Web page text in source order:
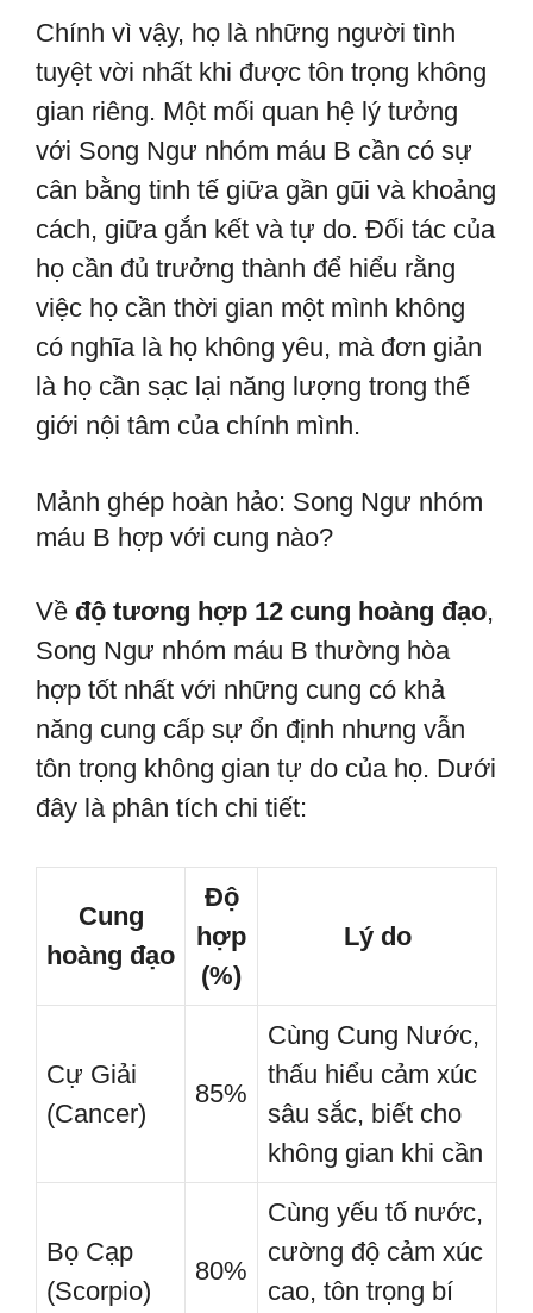
Chính vì vậy, họ là những người tình
tuyệt vời nhất khi được tôn trọng không
gian riêng. Một mối quan hệ lý tưởng
với Song Ngư nhóm máu B cần có sự
cân bằng tinh tế giữa gần gũi và khoảng
cách, giữa gắn kết và tự do. Đối tác của
họ cần đủ trưởng thành để hiểu rằng
việc họ cần thời gian một mình không
có nghĩa là họ không yêu, mà đơn giản
là họ cần sạc lại năng lượng trong thế
giới nội tâm của chính mình.
Mảnh ghép hoàn hảo: Song Ngư nhóm
máu B hợp với cung nào?
Về độ tương hợp 12 cung hoàng đạo,
Song Ngư nhóm máu B thường hòa
hợp tốt nhất với những cung có khả
năng cung cấp sự ổn định nhưng vẫn
tôn trọng không gian tự do của họ. Dưới
đây là phân tích chi tiết:
Cung
hoàng đạo
Độ
hợp
(%)
Lý do
Cự Giải
(Cancer)
85%
Cùng Cung Nước,
thấu hiểu cảm xúc
sâu sắc, biết cho
không gian khi cần
Bọ Cạp
(Scorpio)
80%
Cùng yếu tố nước,
cường độ cảm xúc
cao, tôn trọng bí